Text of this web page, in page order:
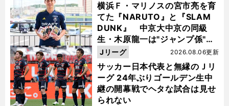
横浜Ｆ・マリノスの宮市亮を育
てた『NARUTO』と『SLAM
DUNK』 中京大中京の同級
生・木原龍一は"ジャンプ係"だ
った
サッカー日本代表と無縁のＪリ
ーグ 24年ぶりゴールデン生中
継の開幕戦でヘタな試合は見せ
られない
2026.08.06更新
Jリーグ